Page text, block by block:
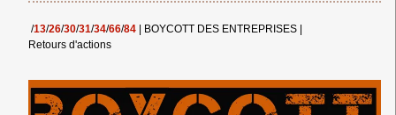
/13/26/30/31/34/66/84 BOYCOTT DES ENTREPRISES
Retours d'actions